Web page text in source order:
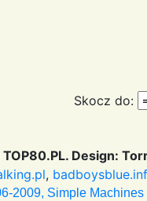
Skocz do:
Design:
,
2009, Simple Machines